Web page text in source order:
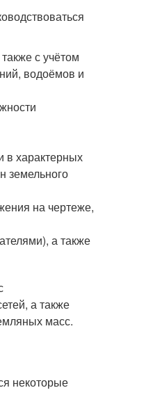
с учётом
водоёмов и
в характерных
земельного
на чертеже,
а также
а также
масс.
некоторые